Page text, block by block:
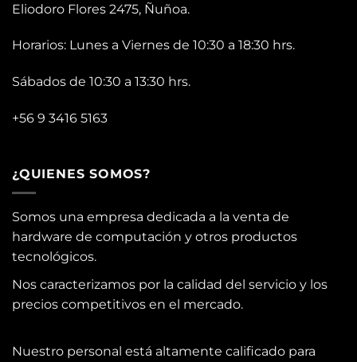
Eliodoro Flores 2475, Ñuñoa.
Horarios: Lunes a Viernes de 10:30 a 18:30 hrs.
Sábados de 10:30 a 13:30 hrs.
+56 9 3416 5163
¿QUIENES SOMOS?
Somos una empresa dedicada a la venta de
hardware de computación y otros productos
tecnológicos.
Nos caracterizamos por la calidad del servicio y los
precios competitivos en el mercado.
Nuestro personal está altamente calificado para